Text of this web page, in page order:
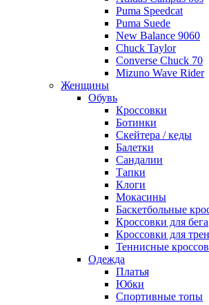
Puma Speedcat
Puma Suede
New Balance 9060
Chuck Taylor
Converse Chuck 70
Mizuno Wave Rider
Женщины
Обувь
Кроссовки
Ботинки
Скейтера / кеды
Балетки
Сандалии
Тапки
Клоги
Мокасины
Баскетбольные
Кроссовки для бега
Кроссовки для
Теннисные
Одежда
Платья
Юбки
Спортивные топы